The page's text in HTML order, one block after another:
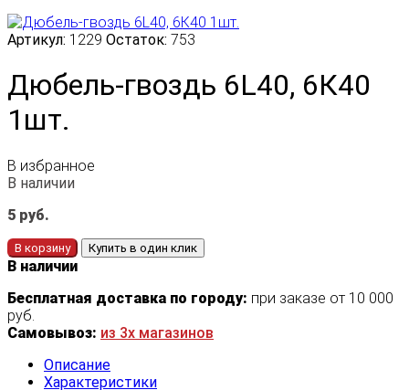
Артикул: 1229 Остаток: 753
Дюбель-гвоздь 6L40, 6К40
1шт.
В избранное
В наличии
5 руб.
В корзину Купить в один клик
В наличии
Бесплатная доставка по городу: при заказе от 10 000
руб.
Самовывоз: из 3х магазинов
Описание
Характеристики